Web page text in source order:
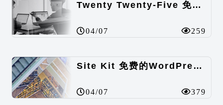
Twenty Twenty-Five 免费的WordPress内容主题
04/07 259
Site Kit 免费的WordPress数据统计插件
04/07 379